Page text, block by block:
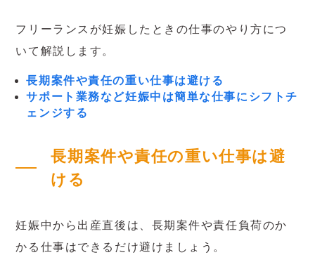
フリーランスが妊娠したときの仕事のやり方につ
いて解説します。
長期案件や責任の重い仕事は避ける
サポート業務など妊娠中は簡単な仕事にシフトチ
ェンジする
長期案件や責任の重い仕事は避
ける
妊娠中から出産直後は、長期案件や責任負荷のか
かる仕事はできるだけ避けましょう。